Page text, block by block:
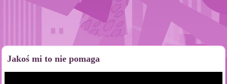
Jakoś mi to nie pomaga